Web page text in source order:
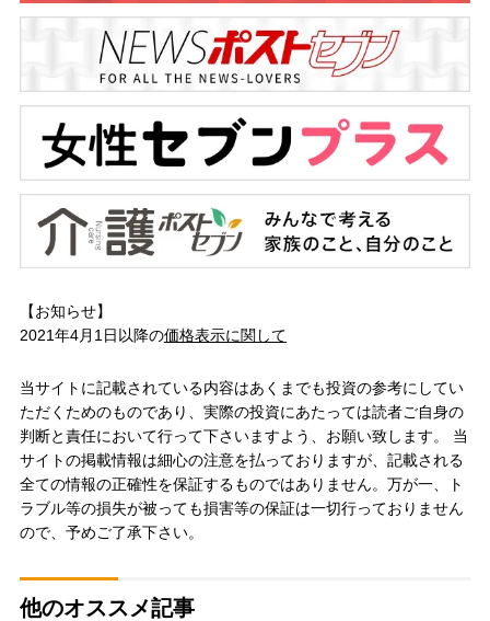
【お知らせ】
2021年4月1日以降の価格表示に関して
当サイトに記載されている内容はあくまでも投資の参考にしてい
ただくためのものであり、実際の投資にあたっては読者ご自身の
判断と責任において行って下さいますよう、お願い致します。 当
サイトの掲載情報は細心の注意を払っておりますが、記載される
全ての情報の正確性を保証するものではありません。万が一、ト
ラブル等の損失が被っても損害等の保証は一切行っておりません
ので、予めご了承下さい。
他のオススメ記事